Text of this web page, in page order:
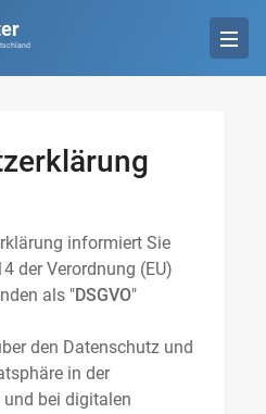
informiert Sie
der Verordnung (EU)
als "DSGVO"
den Datenschutz und
in der
bei digitalen